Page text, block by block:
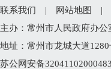
联系我们 | 网站地图 |
主办：常州市人民政府办
地址：常州市龙城大道
苏公网安备